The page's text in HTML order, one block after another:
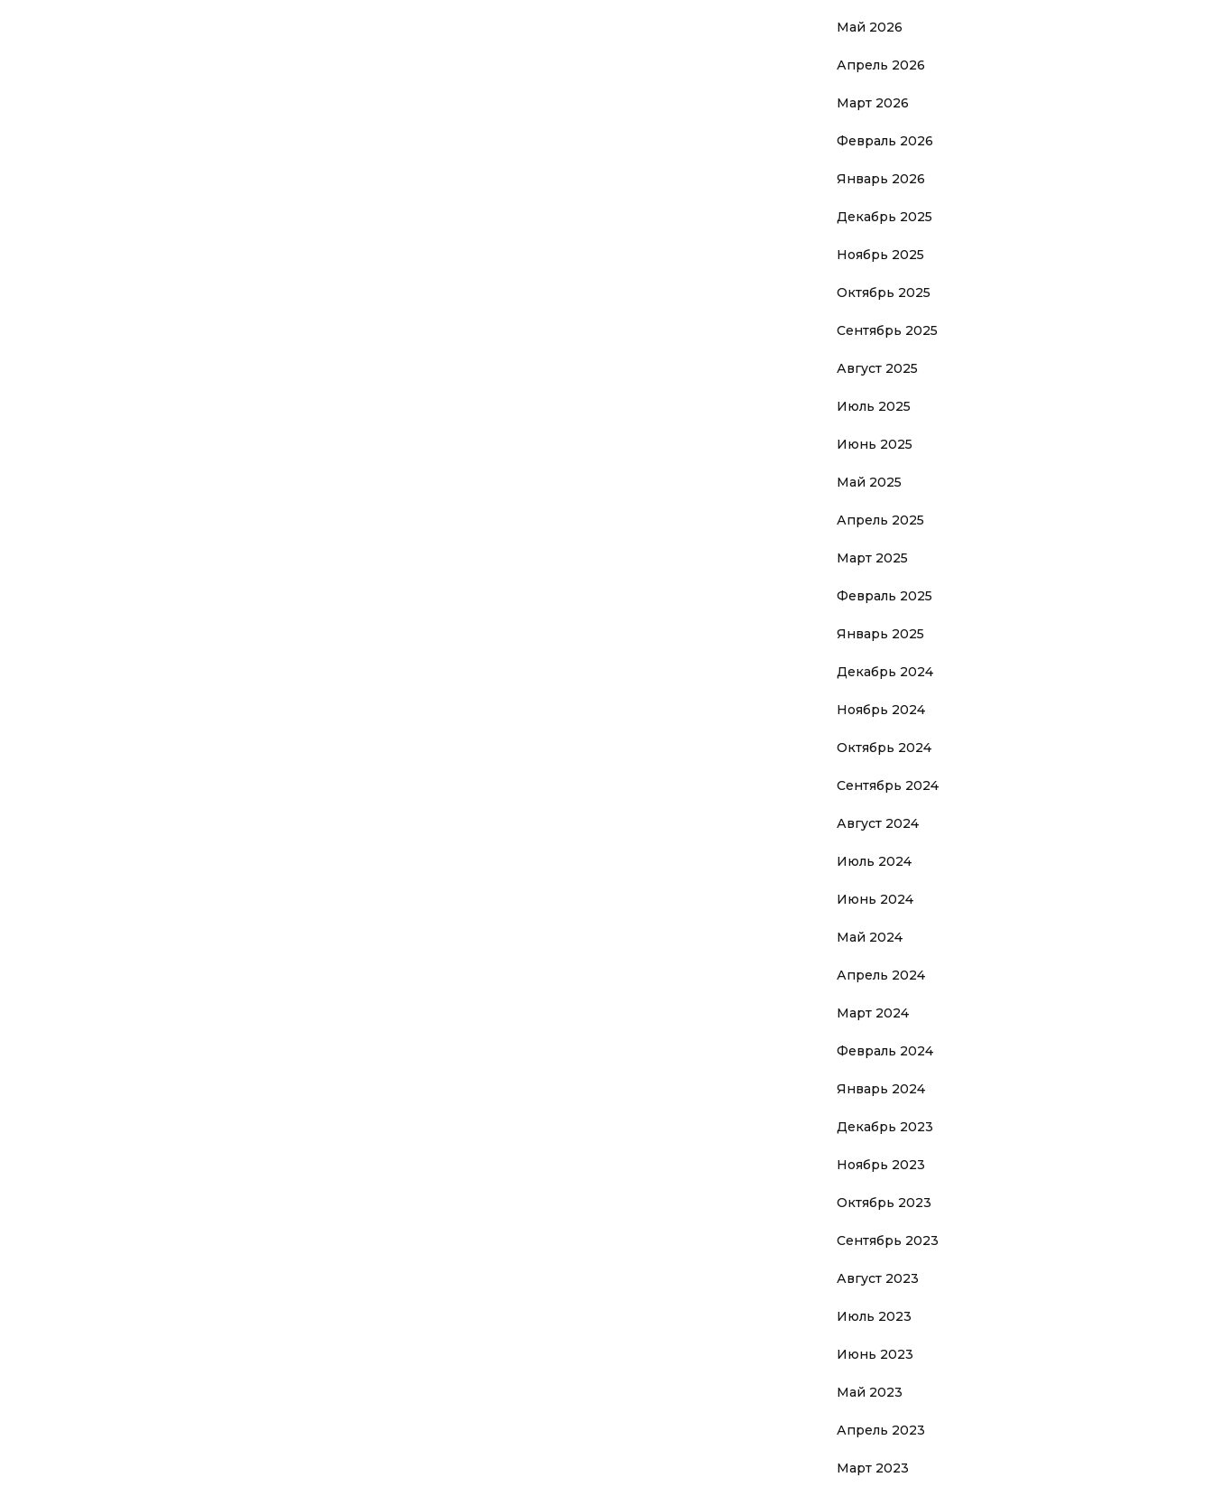
Май 2026
Апрель 2026
Март 2026
Февраль 2026
Январь 2026
Декабрь 2025
Ноябрь 2025
Октябрь 2025
Сентябрь 2025
Август 2025
Июль 2025
Июнь 2025
Май 2025
Апрель 2025
Март 2025
Февраль 2025
Январь 2025
Декабрь 2024
Ноябрь 2024
Октябрь 2024
Сентябрь 2024
Август 2024
Июль 2024
Июнь 2024
Май 2024
Апрель 2024
Март 2024
Февраль 2024
Январь 2024
Декабрь 2023
Ноябрь 2023
Октябрь 2023
Сентябрь 2023
Август 2023
Июль 2023
Июнь 2023
Май 2023
Апрель 2023
Март 2023